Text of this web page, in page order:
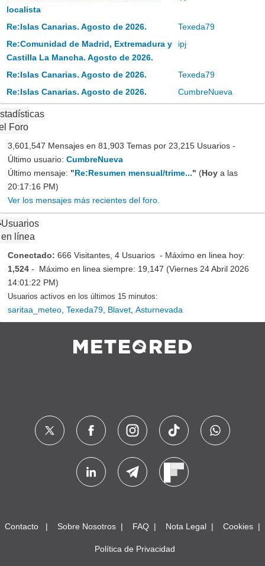
localista
Re:Islas Canarias. Agosto de 2026.
Texeda79
Re:Comunidad de Madrid, Extremadura y
Castilla La Mancha. Agosto de 2026.
ipj
Re:Islas Canarias. Agosto de 2026.
Texeda79
Re:Islas Canarias. Agosto de 2026.
CumbreNueva
Foro
3,601,547 Mensajes en 81,903 Temas por 23,215 Usuarios -
Último usuario: CumbreNueva
Último mensaje: "Re:Resumen mensual/trime..." (Hoy a las
20:17:16 PM)
Ver los mensajes más recientes del foro.
Usuarios
en línea
Conectado: 666 Visitantes, 4 Usuarios - Máximo en linea hoy:
1,524 - Máximo en linea siempre: 19,147 (Viernes 24 Abril 2026
14:01:22 PM)
Usuarios activos en los últimos 15 minutos:
saritaa_meteo Texeda79 Blavet Asturnevada
Contacto Sobre Nosotros FAQ Nota Legal Cookies
Política de Privacidad